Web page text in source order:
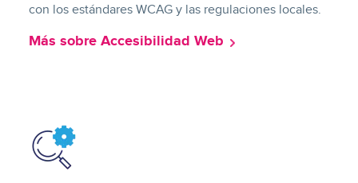
con los estándares WCAG y las regulaciones locales.
Más sobre Accesibilidad Web
Image